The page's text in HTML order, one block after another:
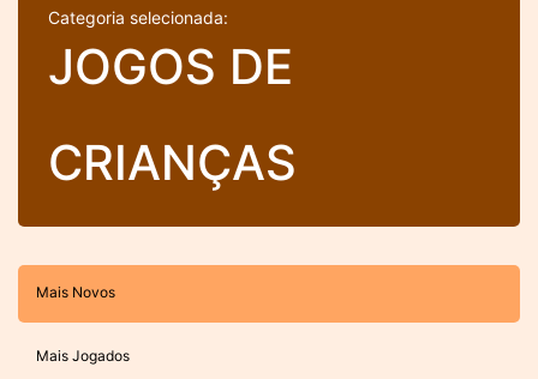
Categoria selecionada:
JOGOS DE
CRIANÇAS
Mais Novos
Mais Jogados